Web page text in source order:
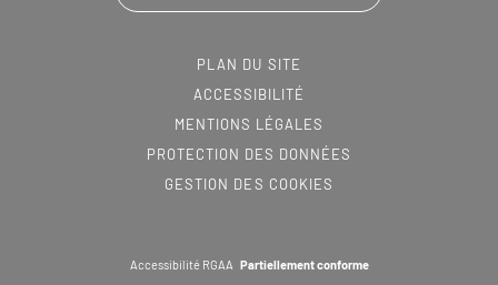
PLAN DU SITE
ACCESSIBILITÉ
MENTIONS LÉGALES
PROTECTION DES DONNÉES
GESTION DES COOKIES
Accessibilité RGAA Partiellement conforme